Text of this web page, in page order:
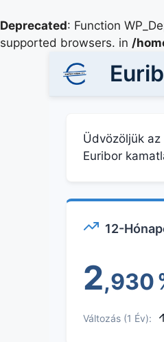
Deprecated: Function
supported browsers. in /
Üdvözöljük
Euribor
12-
2,930
Változás (1 Év):